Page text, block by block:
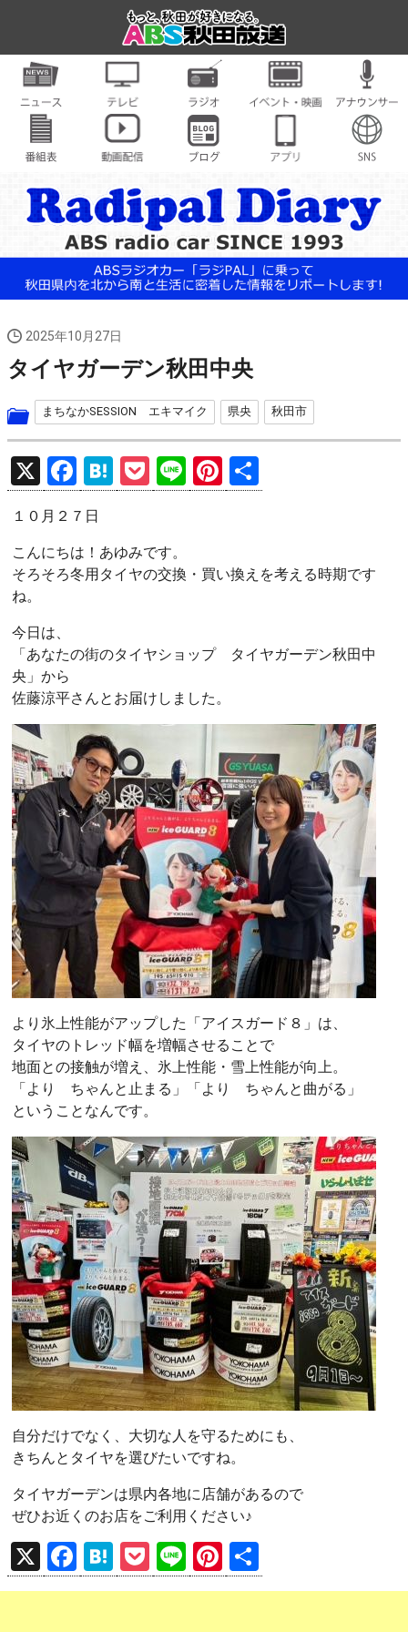
2025年10月27日
タイヤガーデン秋田中央
まちなかSESSION エキマイク 県央 秋田市
X
F
a
ce
b
o
k
H
at
n
a
P
o
et
Li
n
Pi
nt
es
t
有
１０月２７日
こんにちは！あゆみです。
そろそろ冬用タイヤの交換・買い換えを考える時期です
ね。
今日は、
「あなたの街のタイヤショップ タイヤガーデン秋田中
央」から
佐藤涼平さんとお届けしました。
より氷上性能がアップした「アイスガード８」は、
タイヤのトレッド幅を増幅させることで
地面との接触が増え、氷上性能・雪上性能が向上。
「より ちゃんと止まる」「より ちゃんと曲がる」
ということなんです。
自分だけでなく、大切な人を守るためにも、
きちんとタイヤを選びたいですね。
タイヤガーデンは県内各地に店舗があるので
ぜひお近くのお店をご利用ください♪
X
F
a
H
at
P
o
Li
n
Pi
nt 有